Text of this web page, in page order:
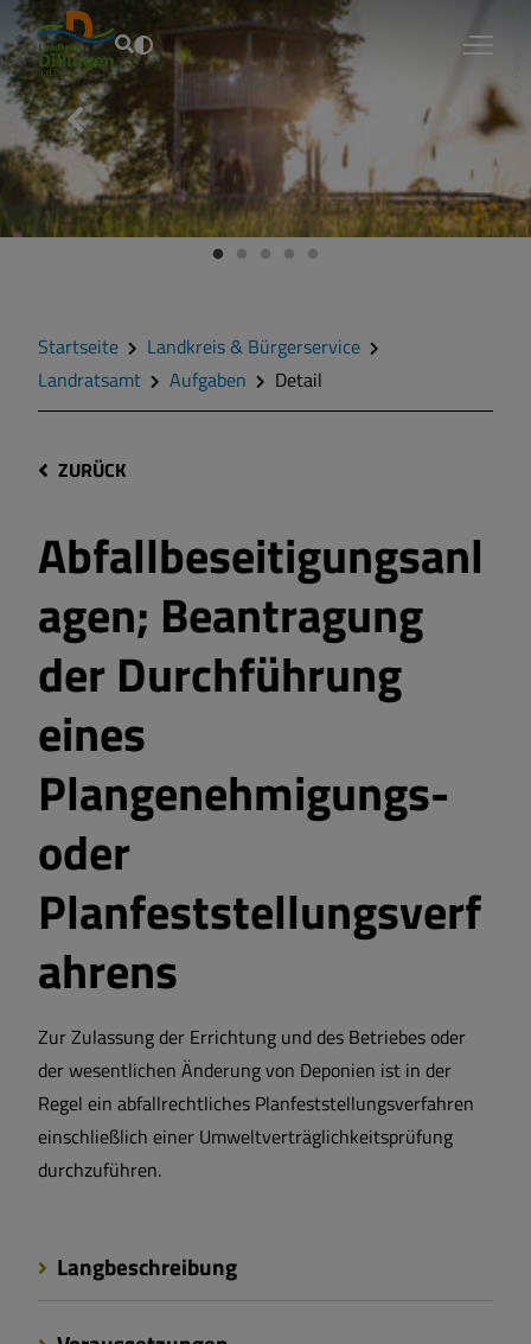
Fouad Vollmer
Startseite
Landkreis & Bürgerservice
Landratsamt
Aufgaben Detail
ZURÜCK
Abfallbeseitigungsanl
agen; Beantragung
der Durchführung
eines
Plangenehmigungs-
oder
Planfeststellungsverf
ahrens
Zur Zulassung der Errichtung und des Betriebes oder
der wesentlichen Änderung von Deponien ist in der
Regel ein abfallrechtliches Planfeststellungsverfahren
einschließlich einer Umweltverträglichkeitsprüfung
durchzuführen.
Langbeschreibung